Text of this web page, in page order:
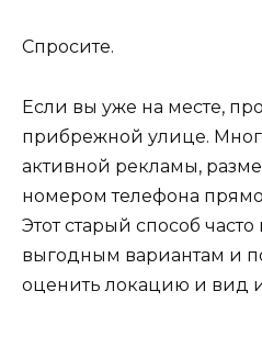
Спросите.
Если вы уже на месте,
прибрежной улице.
активной рекламы,
номером телефона
Этот старый способ
выгодным вариантам и
оценить локацию и вид